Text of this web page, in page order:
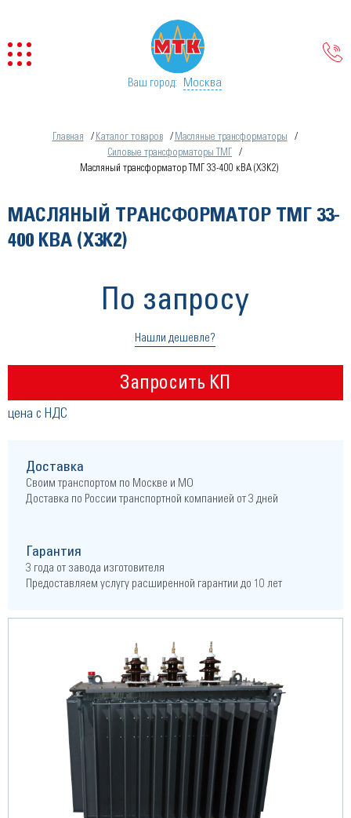
Ваш город: Москва
Главная Каталог товаров
Масляные трансформаторы
Силовые трансформаторы ТМГ
Масляный трансформатор ТМГ 33-400 кВА (Х3К2)
МАСЛЯНЫЙ ТРАНСФОРМАТОР ТМГ 33-
400 КВА (Х3К2)
По запросу
Нашли дешевле?
Запросить КП
цена с НДС
Доставка
Своим транспортом по Москве и МО
Доставка по России транспортной компанией от 3 дней
Гарантия
3 года от завода изготовителя
Предоставляем услугу расширенной гарантии до 10 лет